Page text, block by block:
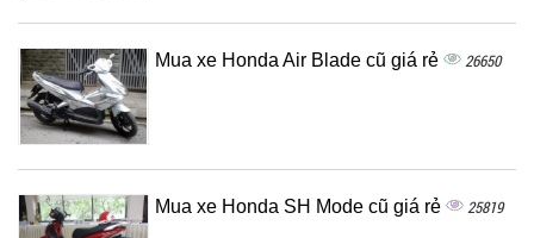
Mua xe Honda Air Blade cũ giá rẻ 26650
Mua xe Honda SH Mode cũ giá rẻ 25819